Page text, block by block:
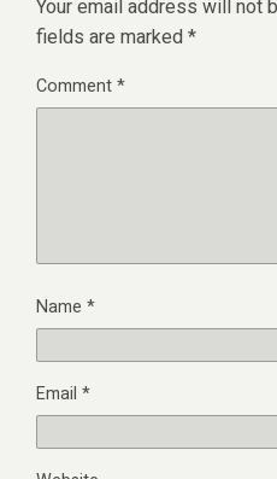
Your email address will not
fields are marked *
Comment*
Name *
Email *